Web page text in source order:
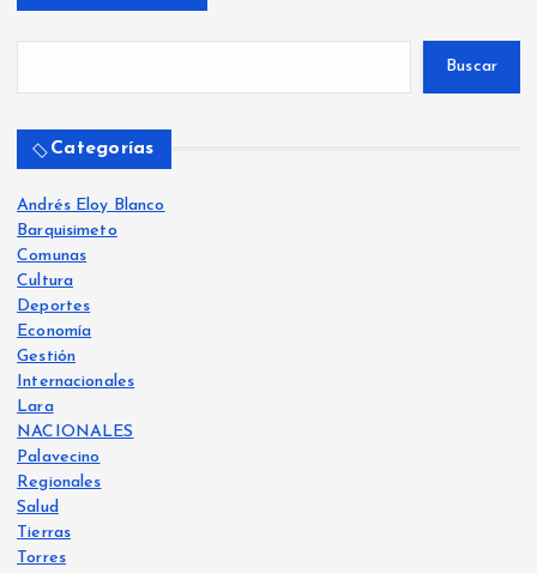
a
g
Buscar
Categorías
Andrés Eloy Blanco
Barquisimeto
Comunas
Cultura
Deportes
Economía
Gestión
Internacionales
Lara
NACIONALES
Palavecino
Regionales
Salud
Tierras
Torres